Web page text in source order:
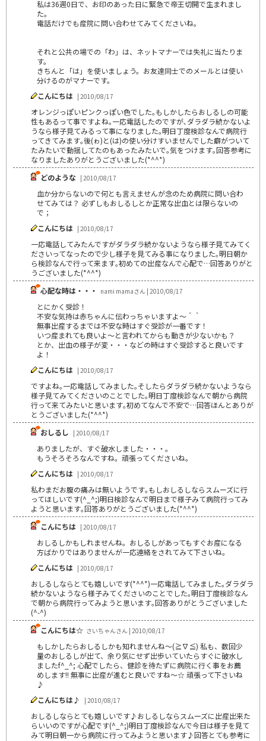
私は36週0日で、お印のあった日に緊急で帝王切開で生まれまし
た。
電話だけでも産院に問い合わせてみてくださいね。
それと公共の場での「わ」は、ネットマナーでは失礼に当たりま
す。
きちんと「は」を使いましょう。お友達同士でのメールとは使い
分けるのがマナーです。
こんにちは | 2010/08/17
オレンジっぽいピンクっぽい色でした｡もしかしたらおしるしの可能
性もあるって事ですよね｡一応電話したのですが､ダラダラ続かないよ
うなら様子見てみるって事になりました｡明日丁度検診なんで病院行
ってきてみます｡後(ゎ)と(は)の使い分けすいませんでした癖がついて
たみたいで動揺してたのもあったみたいで｡気をつけます｡回答参考に
なりましたありがとうございました(*^^*)
どのような | 2010/08/17
血か分からないので何とも言えませんが念のため病院に問い合わ
せてみては？ 必ずしもおしるしとか正常な出血とは限らないの
で；
こんにちは | 2010/08/17
一応電話してみたんですがダラダラ続かないようなら様子見てみてく
ださいってなったので少し様子を見てみる事になりました｡明日朝か
ら検診なんで行って来ます｡初めての出産なんで心配で…回答ありがと
うございました(*^^*)
心配な時は・・・
nami mamaさん | 2010/08/17
とにかく受診！
不安な気持は赤ちゃんに伝わっちゃいますよ～＾＾
無事出産するまでは不安な時はすぐ受診が一番です！
いつ産まれても良いよ～と言われてからも動きが少ないかも？
とか、出血の様子が変・・・などの時はすぐ受診すると良いです
よ！
こんにちは | 2010/08/17
ですよね｡一応電話してみました｡そしたらダラダラ続かないようなら
様子見てみてくださいのことでした｡明日丁度検診なんで朝から病院
行って来てみたいと思います｡初めてなんで不安で…回答ほんとありが
とうございました(*^^*)
おしるし | 2010/08/17
ありましたが、すぐ破水しました・・・。
もうそろそろなんですね。頑張ってくださいね。
こんにちは | 2010/08/17
私わまだお腹の痛みは無いようです｡もしおしるしならスムーズに行
ってほしいです(^_^;)明日検診なんで明日まで様子みて病院行ってみ
ようと思います｡回答ありがとうございました(*^^*)
こんにちは | 2010/08/17
おしるしかもしれませんね。おしるしがあってもすぐお産になる
方ばかりではありませんが一応連絡をされてみて下さいね。
こんにちは | 2010/08/17
おしるしならとても嬉しいです(*^^*)一応電話してみました｡ダラダラ
続かないようなら様子みてくださいのことでした｡明日丁度検診なん
で朝から病院行ってみようと思います｡回答ありがとうございました
(^-^)
こんにちは☆ さいちゃんさん | 2010/08/17
もしかしたらおしるしかも知れませんね～(≧∇≦) 私も、数回少
量のおしるしが出て、余り気にせず出歩いていたらすぐに破水し
ましたf^_^; 心配でしたら、健診を待たずに病院に行く事をお薦
めします!! 無事に出産が進むと良いですね～☆ 頑張って下さいね
♪
こんにちは♪
| 2010/08/17
おしるしならとても嬉しいです♪おしるしならスムーズに出産出来た
らいいのですが心配です(^_^;)明日丁度検診なんで今日は様子を見て
みて明日朝一から病院に行ってみようと思います♪回答とても参考に